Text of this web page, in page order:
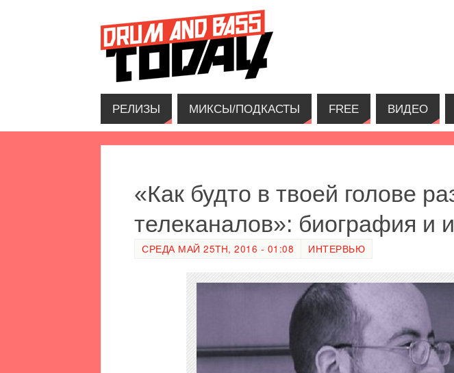
РЕЛИЗЫ МИКСЫ/ПОДКАСТЫ FREE ВИДЕО
«Как будто в твоей голове
телеканалов»: биография и
СРЕДА МАЙ 25TH, 2016 - 01:08 ИНТЕРВЬЮ